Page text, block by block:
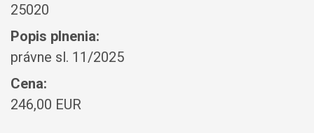
25020
Popis plnenia:
právne sl. 11/2025
Cena:
246,00 EUR